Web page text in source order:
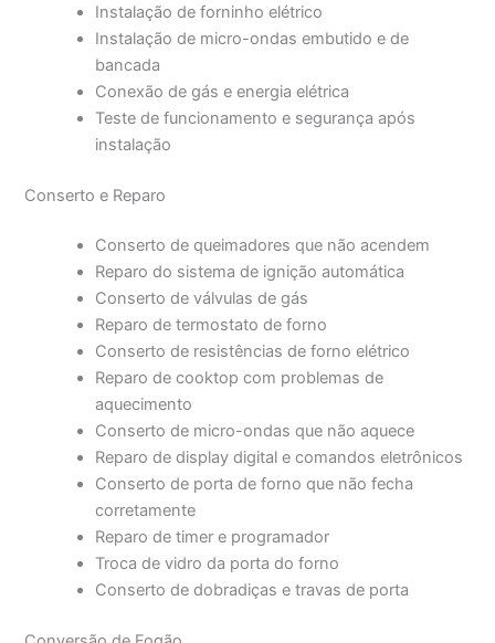
Instalação de forninho elétrico
Instalação de micro-ondas embutido e de
bancada
Conexão de gás e energia elétrica
Teste de funcionamento e segurança após
instalação
Conserto e Reparo
Conserto de queimadores que não acendem
Reparo do sistema de ignição automática
Conserto de válvulas de gás
Reparo de termostato de forno
Conserto de resistências de forno elétrico
Reparo de cooktop com problemas de
aquecimento
Conserto de micro-ondas que não aquece
Reparo de display digital e comandos eletrônicos
Conserto de porta de forno que não fecha
corretamente
Reparo de timer e programador
Troca de vidro da porta do forno
Conserto de dobradiças e travas de porta